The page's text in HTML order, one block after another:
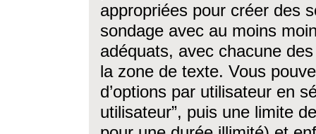
appropriées pour créer des
sondage avec au moins
adéquats, avec chacune
la zone de texte. Vous
d’options par utilisateur en
utilisateur”, puis une limite